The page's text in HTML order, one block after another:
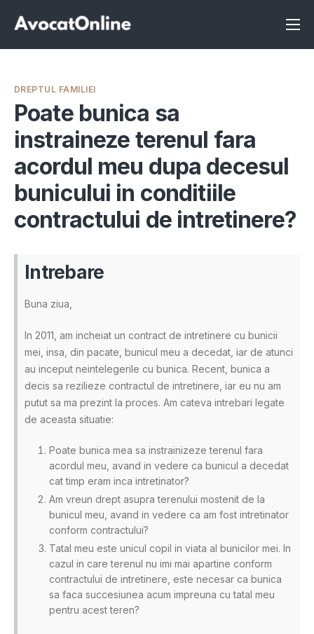
Înscrie-te ca avocat
Servicii
Despre noi
Programeaza consultanta
Intrebari
DREPTUL FAMILIEI
Poate bunica sa
instraineze terenul fara
acordul meu dupa decesul
bunicului in conditiile
contractului de intretinere?
Intrebare
Buna ziua,
In 2011, am incheiat un contract de intretinere cu bunicii
mei, insa, din pacate, bunicul meu a decedat, iar de atunci
au inceput neintelegerile cu bunica. Recent, bunica a
decis sa rezilieze contractul de intretinere, iar eu nu am
putut sa ma prezint la proces. Am cateva intrebari legate
de aceasta situatie:
Poate bunica mea sa instrainizeze terenul fara
acordul meu, avand in vedere ca bunicul a decedat
cat timp eram inca intretinator?
Am vreun drept asupra terenului mostenit de la
bunicul meu, avand in vedere ca am fost intretinator
conform contractului?
Tatal meu este unicul copil in viata al bunicilor mei. In
cazul in care terenul nu imi mai apartine conform
contractului de intretinere, este necesar ca bunica
sa faca succesiunea acum impreuna cu tatal meu
pentru acest teren?